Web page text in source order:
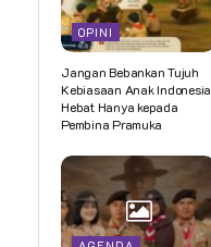
OPINI
Jangan Bebankan Tujuh
Kebiasaan Anak Indonesia
Hebat Hanya kepada
Pembina Pramuka